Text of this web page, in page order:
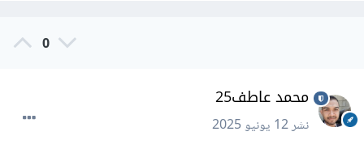
0
محمد عاطف25
نشر12 يونيو 2025